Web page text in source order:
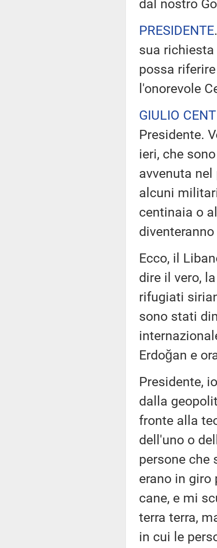
dal nostro
PRESIDENTE
sua
possa
l'onorevole
GIULIO
Presidente.
ieri, che
avvenuta
alcuni
centinaia o
Ecco, il
dire il vero,
rifugiati
sono stati
Erdoğan e
Presidente,
dalla
fronte alla
dell'uno o
persone che
erano in
cane, e mi
terra terra,
in cui le